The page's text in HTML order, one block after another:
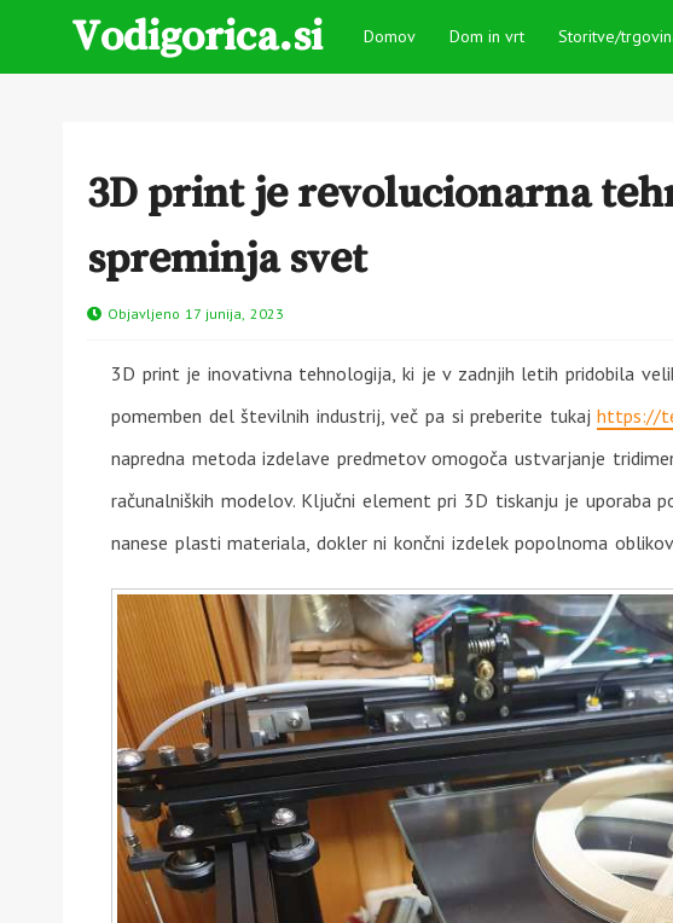
Vodigorica.si Domov Dom in vrt Storitve/
3D print je revolucionarna
spreminja svet
Objavljeno 17 junija, 2023
3D print je inovativna tehnologija, ki je v zadnjih letih pridobila
pomemben del številnih industrij, več pa si preberite tukajhttps://
napredna metoda izdelave predmetov omogoča ustvarjanje
računalniških modelov. Ključni element pri 3D tiskanju je uporaba
nanese plasti materiala, dokler ni končni izdelek popolnoma